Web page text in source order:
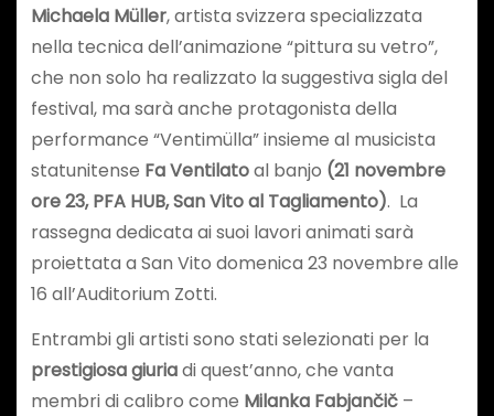
Michaela Müller, artista svizzera specializzata
nella tecnica dell’animazione “pittura su vetro”,
che non solo ha realizzato la suggestiva sigla del
festival, ma sarà anche protagonista della
performance “Ventimülla” insieme al musicista
statunitense Fa Ventilatoal banjo (21 novembre
ore 23, PFA HUB, San Vito al Tagliamento). La
rassegna dedicata ai suoi lavori animati sarà
proiettata a San Vito domenica 23 novembre alle
16 all’Auditorium Zotti.
Entrambi gli artisti sono stati selezionati per la
prestigiosa giuriadi quest’anno, che vanta
membri di calibro come Milanka Fabjančič–